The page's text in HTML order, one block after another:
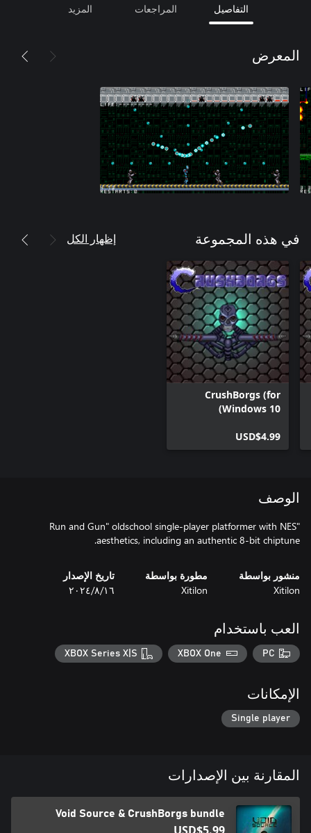
التفاصيل المراجعات المزيد
المعرض
في هذه المجموعة إظهار الكل
CrushBorgs (for
Windows 10)
USD$4.99
الوصف
"Run and Gun" oldschool single-player platformer with NES
aesthetics, including an authentic 8-bit chiptune.
منشور بواسطة
Xitilon
مطورة بواسطة
Xitilon
تاريخ الإصدار
١٦‏/٨‏/٢٠٢٤
العب باستخدام
PC
XBOX One
XBOX Series X|S
الإمكانات
Single player
المقارنة بين الإصدارات
Void Source & CrushBorgs bundle